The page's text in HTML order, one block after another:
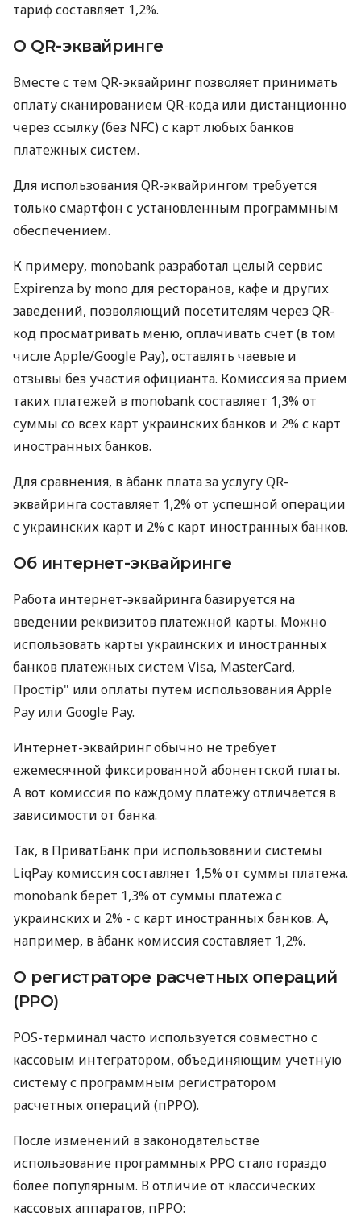
тариф составляет 1,2%.
О QR-эквайринге
Вместе с тем QR-эквайринг позволяет принимать
оплату сканированием QR-кода или дистанционно
через ссылку (без NFC) с карт любых банков
платежных систем.
Для использования QR-эквайрингом требуется
только смартфон с установленным программным
обеспечением.
К примеру, monobank разработал целый сервис
Expirenza by mono для ресторанов, кафе и других
заведений, позволяющий посетителям через QR-
код просматривать меню, оплачивать счет (в том
числе Apple/Google Pay), оставлять чаевые и
отзывы без участия официанта. Комиссия за прием
таких платежей в monobank составляет 1,3% от
суммы со всех карт украинских банков и 2% с карт
иностранных банков.
Для сравнения, в àбанк плата за услугу QR-
эквайринга составляет 1,2% от успешной операции
с украинских карт и 2% с карт иностранных банков.
Об интернет-эквайринге
Работа интернет-эквайринга базируется на
введении реквизитов платежной карты. Можно
использовать карты украинских и иностранных
банков платежных систем Visa, MasterCard,
Простір" или оплаты путем использования Apple
Pay или Google Pay.
Интернет-эквайринг обычно не требует
ежемесячной фиксированной абонентской платы.
А вот комиссия по каждому платежу отличается в
зависимости от банка.
Так, в ПриватБанк при использовании системы
LiqPay комиссия составляет 1,5% от суммы платежа.
monobank берет 1,3% от суммы платежа с
украинских и 2% - с карт иностранных банков. А,
например, в àбанк комиссия составляет 1,2%.
О регистраторе расчетных операций
(РРО)
POS-терминал часто используется совместно с
кассовым интегратором, объединяющим учетную
систему с программным регистратором
расчетных операций (пРРО).
После изменений в законодательстве
использование программных РРО стало гораздо
более популярным. В отличие от классических
кассовых аппаратов, пРРО: